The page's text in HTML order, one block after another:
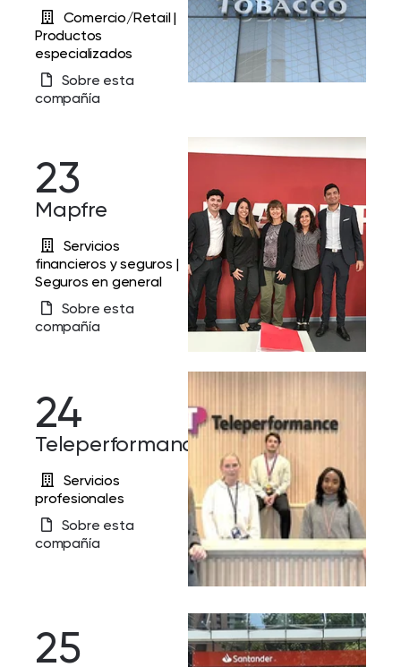
Comercio/Retail |
Productos
especializados
Sobre esta
compañía
23
Mapfre
Servicios
financieros y seguros |
Seguros en general
Sobre esta
compañía
24
Teleperformance
Servicios
profesionales
Sobre esta
compañía
25